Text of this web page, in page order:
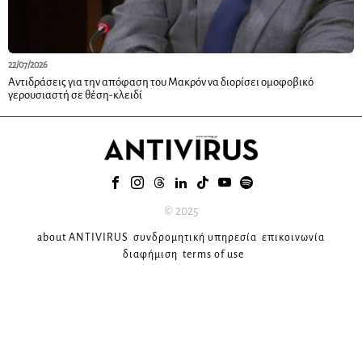
22/07/2026
Αντιδράσεις για την απόφαση του Μακρόν να διορίσει ομοφοβικό
γερουσιαστή σε θέση-κλειδί
© 2025
about ANTIVIRUS συνδρομητική υπηρεσία επικοινωνία
διαφήμιση terms of use